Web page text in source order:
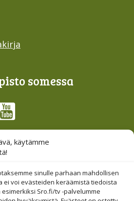
käytämme
sinulle parhaan mahdollisen
ei voi evästeiden keräämistä tiedoista
Sro.fi/tv -palvelumme
somessa